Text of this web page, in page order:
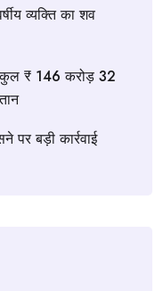
व्यक्ति का शव
कुल ₹ 146 करोड़ 32
पर बड़ी कार्रवाई